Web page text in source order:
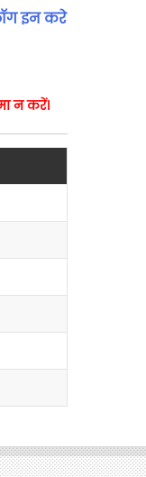
इन करे
न करें।